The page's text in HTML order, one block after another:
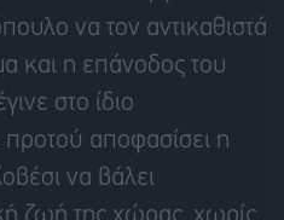
να τον αντικαθιστά
και η επάνοδος του
στο ίδιο
αποφασίσει η
να βάλει